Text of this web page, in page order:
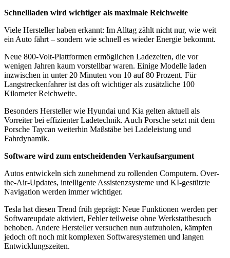
Schnellladen wird wichtiger als maximale Reichweite
Viele Hersteller haben erkannt: Im Alltag zählt nicht nur, wie weit
ein Auto fährt – sondern wie schnell es wieder Energie bekommt.
Neue 800-Volt-Plattformen ermöglichen Ladezeiten, die vor
wenigen Jahren kaum vorstellbar waren. Einige Modelle laden
inzwischen in unter 20 Minuten von 10 auf 80 Prozent. Für
Langstreckenfahrer ist das oft wichtiger als zusätzliche 100
Kilometer Reichweite.
Besonders Hersteller wie Hyundai und Kia gelten aktuell als
Vorreiter bei effizienter Ladetechnik. Auch Porsche setzt mit dem
Porsche Taycan weiterhin Maßstäbe bei Ladeleistung und
Fahrdynamik.
Software wird zum entscheidenden Verkaufsargument
Autos entwickeln sich zunehmend zu rollenden Computern. Over-
the-Air-Updates, intelligente Assistenzsysteme und KI-gestützte
Navigation werden immer wichtiger.
Tesla hat diesen Trend früh geprägt: Neue Funktionen werden per
Softwareupdate aktiviert, Fehler teilweise ohne Werkstattbesuch
behoben. Andere Hersteller versuchen nun aufzuholen, kämpfen
jedoch oft noch mit komplexen Softwaresystemen und langen
Entwicklungszeiten.